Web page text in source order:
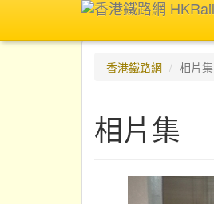
香港鐵路網 相片集
相片集